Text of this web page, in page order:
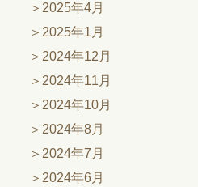
2025年4月
2025年1月
2024年12月
2024年11月
2024年10月
2024年8月
2024年7月
2024年6月